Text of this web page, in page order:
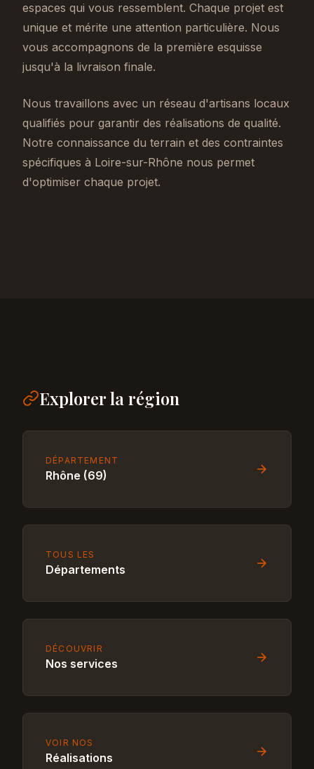
espaces qui vous ressemblent. Chaque projet est
unique et mérite une attention particulière. Nous
vous accompagnons de la première esquisse
jusqu'à la livraison finale.
Nous travaillons avec un réseau d'artisans locaux
qualifiés pour garantir des réalisations de qualité.
Notre connaissance du terrain et des contraintes
spécifiques à Loire-sur-Rhône nous permet
d'optimiser chaque projet.
Explorer la région
DÉPARTEMENT
Rhône (69)
TOUS LES
Départements
DÉCOUVRIR
Nos services
VOIR NOS
Réalisations